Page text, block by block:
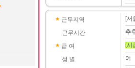
근무지역
근무시간
급 여
성 별
[서
추
[시
여